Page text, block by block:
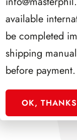
available
be completed
shipping
before payment.
OK,